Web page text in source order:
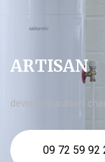
ARTISAN
devis Réparation
09 72 59 92